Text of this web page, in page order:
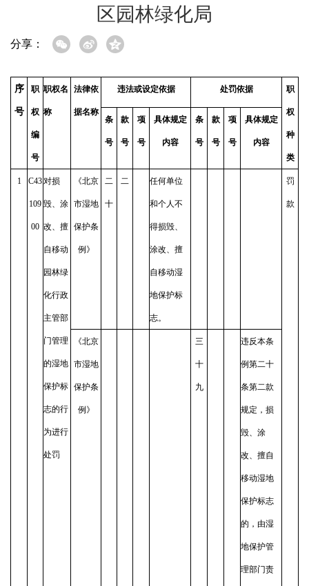
区园林绿化局
分享：
序
号
职
权
编
号
职权名
称
法律依
据名称
违法或设定依据 处罚依据 职
权
种
类
条
号
款
号
项
号
具体规定
内容
条
号
款
号
项
号
具体规定
内容
1 C43
109
00
对损
毁、涂
改、擅
自移动
园林绿
化行政
主管部
门管理
的湿地
保护标
志的行
为进行
处罚
《北京
市湿地
保护条
例》
二
十
二 任何单位
和个人不
得损毁、
涂改、擅
自移动湿
地保护标
志。
罚
款
《北京
市湿地
保护条
例》
三
十
九
违反本条
例第二十
条第二款
规定，损
毁、涂
改、擅自
移动湿地
保护标志
的，由湿
地保护管
理部门责